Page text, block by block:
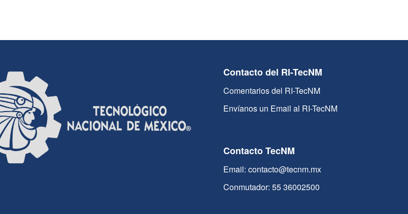
Contacto del RI-TecNM
Comentarios del RI-TecNM
Envíanos un Email al RI-TecNM
Contacto TecNM
Email: contacto@tecnm.mx
Conmutador: 55 36002500